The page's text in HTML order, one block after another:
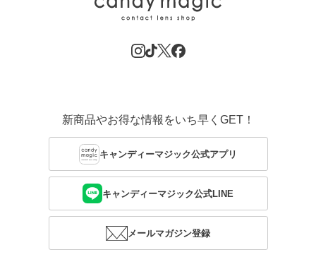
新商品やお得な情報をいち早くGET！
キャンディーマジック公式アプリ
キャンディーマジック公式LINE
メールマガジン登録